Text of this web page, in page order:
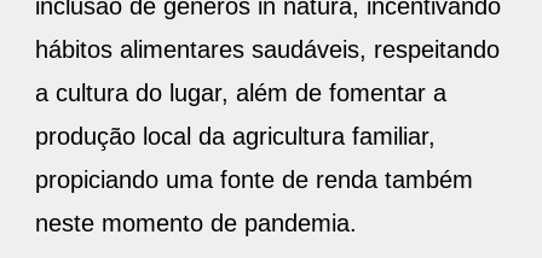
inclusão de gêneros in natura, incentivando
hábitos alimentares saudáveis, respeitando
a cultura do lugar, além de fomentar a
produção local da agricultura familiar,
propiciando uma fonte de renda também
neste momento de pandemia.